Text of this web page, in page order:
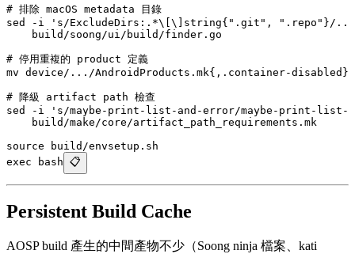
# 排除 macOS metadata 目錄
sed
-i
's/ExcludeDirs:.*\[\]string{".git", ".repo"}/
    build/soong/ui/build/finder.go
# 停用重複的 product 定義
mv device/.../AndroidProducts.mk{,.container-disabled}
# 降級 artifact path 檢查
sed
-i
's/maybe-print-list-and-error/maybe-print-list-
    build/make/core/artifact_path_requirements.mk
source build/envsetup.sh
exec bash 📋
Persistent Build Cache
AOSP build 產生的中間產物不少（Soong ninja 檔案、kati